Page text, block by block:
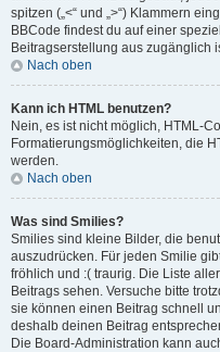
spitzen („<“ und „>“) Klammern
BBCode findest du auf einer
Beitragserstellung aus zugänglich
Nach oben
Kann ich HTML benutzen?
Nein, es ist nicht möglich, HTML-
Formatierungsmöglichkeiten, die
werden.
Nach oben
Was sind Smilies?
Smilies sind kleine Bilder, die
auszudrücken. Für jeden Smilie
fröhlich und :( traurig. Die Liste
Beitrags sehen. Versuche bitte
sie können einen Beitrag schnell
deshalb deinen Beitrag
Die Board-Administration kann